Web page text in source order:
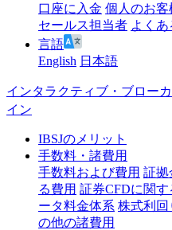
口座に入金 個人のお客
セールス担当者 よく
言語
English 日本語
インタラクティブ・ブロー
イン
IBSJのメリット
手数料・諸費用
手数料および費用 証拠
る費用 証券CFDに関
ータ料金体系 株式利回
の他の諸費用